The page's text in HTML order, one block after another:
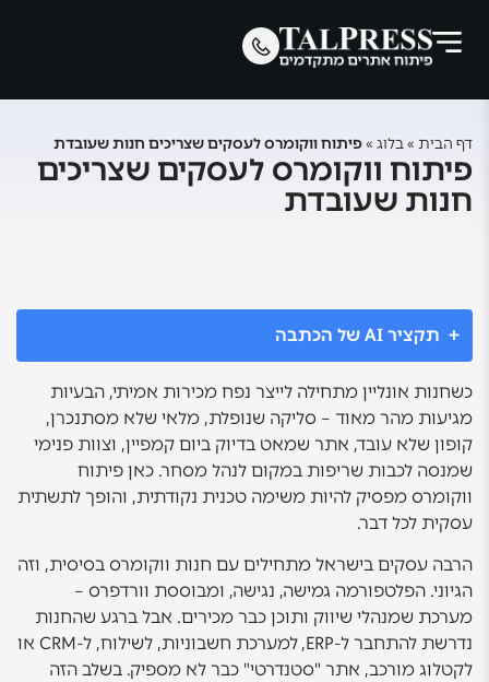
דף הבית » בלוג »פיתוח ווקומרס לעסקים שצריכים חנות שעובדת
פיתוח ווקומרס לעסקים שצריכים
חנות שעובדת
תקציר AI של הכתבה
כשחנות אונליין מתחילה לייצר נפח מכירות אמיתי, הבעיות
מגיעות מהר מאוד – סליקה שנופלת, מלאי שלא מסתנכרן,
קופון שלא עובד, אתר שמאט בדיוק ביום קמפיין, וצוות פנימי
שמנסה לכבות שריפות במקום לנהל מסחר. כאן פיתוח
ווקומרס מפסיק להיות משימה טכנית נקודתית, והופך לתשתית
עסקית לכל דבר.
הרבה עסקים בישראל מתחילים עם חנות ווקומרס בסיסית, וזה
הגיוני. הפלטפורמה גמישה, נגישה, ומבוססת וורדפרס –
מערכת שמנהלי שיווק ותוכן כבר מכירים. אבל ברגע שהחנות
נדרשת להתחבר ל-ERP, למערכת חשבוניות, לשילוח, ל-CRM או
לקטלוג מורכב, אתר "סטנדרטי" כבר לא מספיק. בשלב הזה